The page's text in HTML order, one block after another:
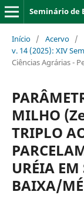
Seminário de
Início / Acervo /
v. 14 (2025): XIV
Ciências Agrárias -
MILHO
TRIPLO
URÉIA EM
BAIXA/